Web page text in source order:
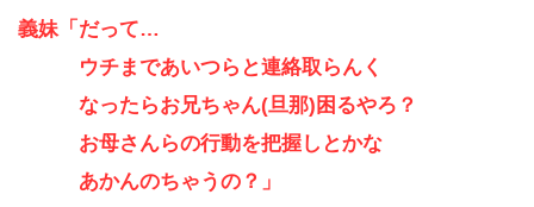
義妹「だって…
ウチまであいつらと連絡取らんく
なったらお兄ちゃん(旦那)困るやろ？
お母さんらの行動を把握しとかな
あかんのちゃうの？」